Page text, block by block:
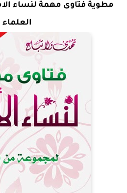
مطوية فتاوى مهمة لنساء
العلماء